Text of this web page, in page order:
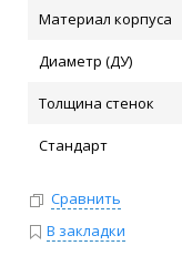
Материал корпуса
Диаметр (ДУ)
Толщина стенок
Стандарт
Сравнить
В закладки